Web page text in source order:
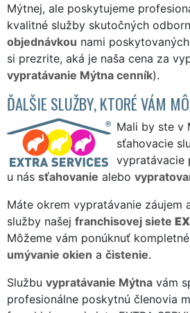
Mýtnej, ale poskytujeme
kvalitné služby skutočných
objednávkou nami
si prezrite, aká je naša cena za
vypratávanie Mýtna cenník).
ĎALŠIE SLUŽBY, KTORÉ VÁM
Mali by ste v
sťahovacie
vypratávacie
u nás sťahovanie alebo
Máte okrem vypratávanie záujem
služby našej franchisovej siete
Môžeme vám ponúknuť kompletné
umývanie okien a čistenie.
Službu vypratávanie Mýtna vám
profesionálne poskytnú členovia